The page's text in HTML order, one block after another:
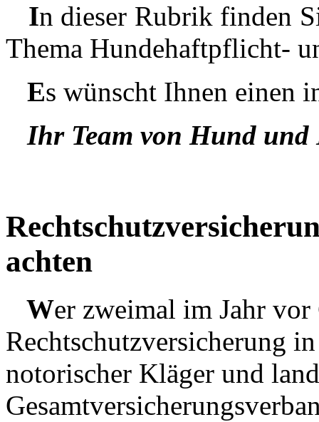
In dieser Rubrik finden
Thema Hundehaftpflicht-
Es wünscht Ihnen einen
Ihr Team von Hund und
achten
Wer zweimal im Jahr
Rechtschutzversicherung
notorischer Kläger und